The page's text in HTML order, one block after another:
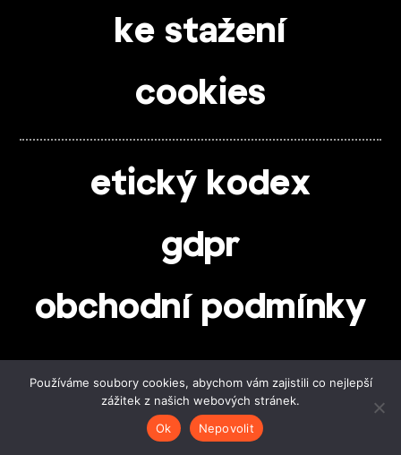
ke stažení
cookies
etický kodex
gdpr
obchodní podmínky
sledujte nás
Používáme soubory cookies, abychom vám zajistili co nejlepší
zážitek z našich webových stránek.
Ok
Nepovolit